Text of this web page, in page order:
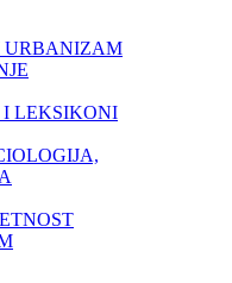
URBANIZAM
I LEKSIKONI